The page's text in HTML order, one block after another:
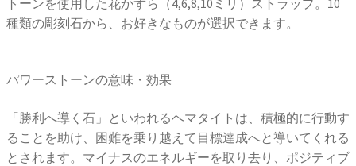
種類の彫刻石から、お好きなものが選択できます。
パワーストーンの意味・効果
「勝利へ導く石」といわれるヘマタイトは、積極的に行動す
ることを助け、困難を乗り越えて目標達成へと導いてくれる
とされます。マイナスのエネルギーを取り去り、ポジティブ